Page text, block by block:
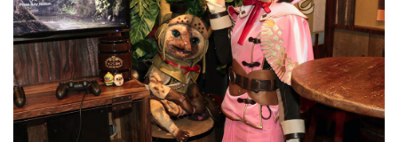
生成式AI與雲端應用
Enterprise Digital Transformation
特集